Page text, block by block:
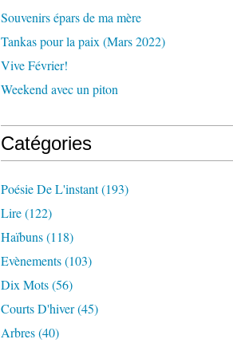
Souvenirs épars de ma mère
Tankas pour la paix (Mars 2022)
Vive Février!
Weekend avec un piton
Catégories
Poésie De L'instant(193)
Lire(122)
Haïbuns(118)
Evènements(103)
Dix Mots(56)
Courts D'hiver(45)
Arbres(40)